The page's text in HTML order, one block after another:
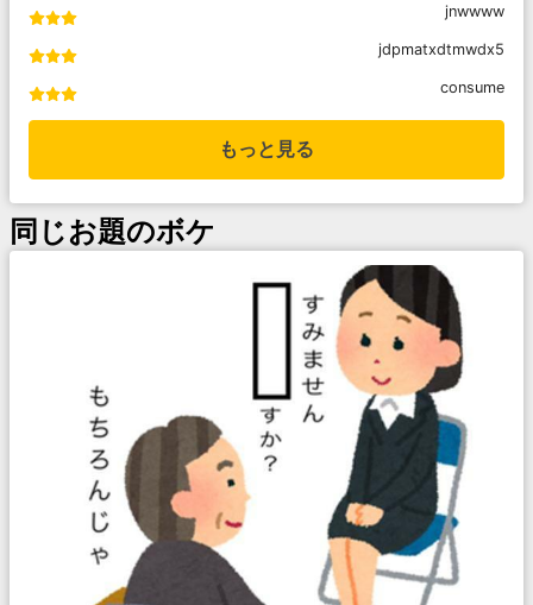
jnwwww
jdpmatxdtmwdx5
consume
もっと見る
同じお題のボケ